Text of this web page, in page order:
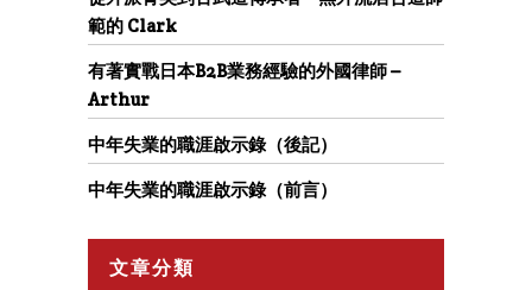
範的 Clark
有著實戰日本B2B業務經驗的外國律師 –
Arthur
中年失業的職涯啟示錄（後記）
中年失業的職涯啟示錄（前言）
文章分類